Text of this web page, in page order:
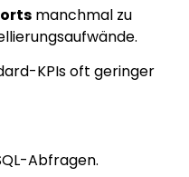
manchmal zu
KPIs oft geringer
Abfragen.